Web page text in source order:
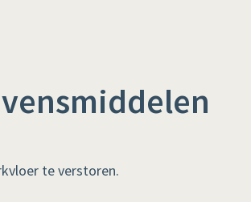
te verstoren.